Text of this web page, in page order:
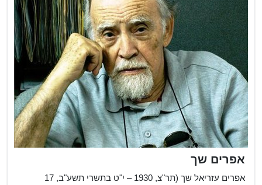
אפרים שך
אפרים עזריאל שך (תר"צ, 1930 – י"ט בתשרי תשע"ב, 17